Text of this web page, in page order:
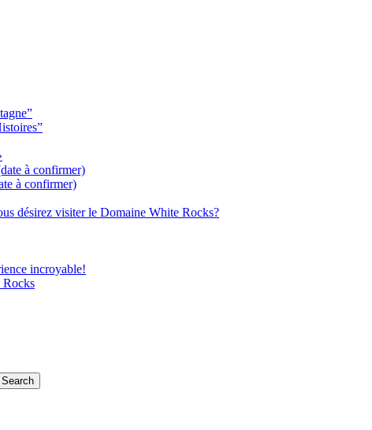
à confirmer)
à confirmer)
désirez visiter le Domaine White Rocks?
incroyable!
Rocks
Search